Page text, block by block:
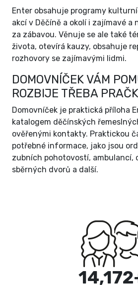
Enter obsahuje programy
akcí v Děčíně a okolí i zajímavé a
za zábavou. Věnuje se ale také
života, otevírá kauzy, obsahuje
rozhovory se zajímavými lidmi.
DOMOVNÍČEK VÁM
ROZBIJE TŘEBA
Domovníček je praktická příloha
katalogem děčínských
ověřenými kontakty. Praktickou
potřebné informace, jako jsou
zubních pohotovostí, ambulancí,
sběrných dvorů a další.
15,000